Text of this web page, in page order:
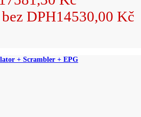
DPH14530,00 Kč
+ Scrambler + EPG